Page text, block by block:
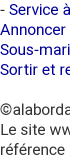
- Service
Annoncer
Sous-
Sortir et
Le site